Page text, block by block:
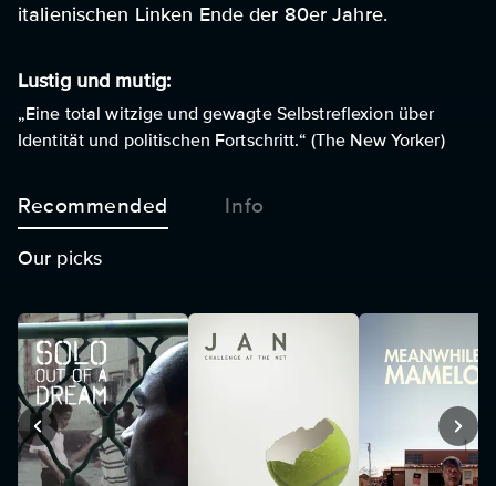
italienischen Linken Ende der 80er Jahre.
Lustig und mutig:
„Eine total witzige und gewagte Selbstreflexion über
Identität und politischen Fortschritt.“ (The New Yorker)
Recommended Info
Our picks